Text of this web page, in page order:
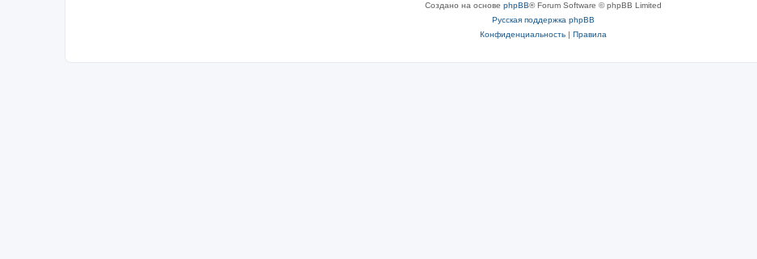
Создано на основе phpBB® Forum Software © phpBB Limited
Русская поддержка phpBB
Конфиденциальность| Правила